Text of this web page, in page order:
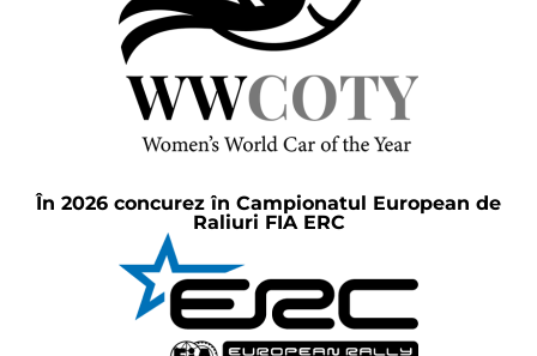
În 2026 concurez în Campionatul European de
Raliuri FIA ERC